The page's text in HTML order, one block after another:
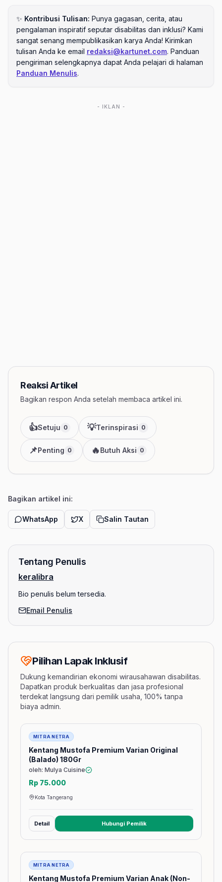
✨ Kontribusi Tulisan: Punya gagasan, cerita, atau
pengalaman inspiratif seputar disabilitas dan inklusi? Kami
sangat senang mempublikasikan karya Anda! Kirimkan
tulisan Anda ke email redaksi@kartunet.com. Panduan
pengiriman selengkapnya dapat Anda pelajari di halaman
Panduan Menulis.
- IKLAN -
Reaksi Artikel
Bagikan respon Anda setelah membaca artikel ini.
👍Setuju 0 💡Terinspirasi 0
📌Penting 0 🔥Butuh Aksi 0
Bagikan artikel ini:
WhatsApp X Salin Tautan
Tentang Penulis
keralibra
Bio penulis belum tersedia.
Email Penulis
Pilihan Lapak Inklusif
Dukung kemandirian ekonomi wirausahawan disabilitas.
Dapatkan produk berkualitas dan jasa profesional
terdekat langsung dari pemilik usaha, 100% tanpa
biaya admin.
Barang
MITRA NETRA
Kentang Mustofa Premium Varian Original
(Balado) 180Gr
oleh: Mulya Cuisine
Rp 75.000
Kota Tangerang
Detail Hubungi Pemilik(membuka tab baru)
Barang
MITRA NETRA
Kentang Mustofa Premium Varian Anak (Non-